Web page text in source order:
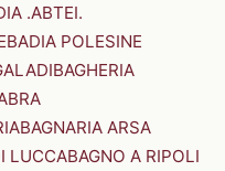
.ABTEI.
BADIA POLESINE
BAGHERIA
BAGNARIA ARSA
LUCCABAGNO A RIPOLI